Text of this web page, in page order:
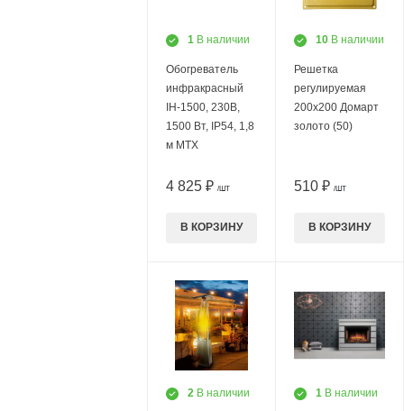
1 В наличии
Обогреватель
инфракрасный
IH-1500, 230В,
1500 Вт, IP54, 1,8
м MTX
4 825 ₽ /ШТ
В КОРЗИНУ
10 В наличии
Решетка
регулируемая
200х200 Домарт
золото (50)
510 ₽ /ШТ
В КОРЗИНУ
2 В наличии 1 В наличии